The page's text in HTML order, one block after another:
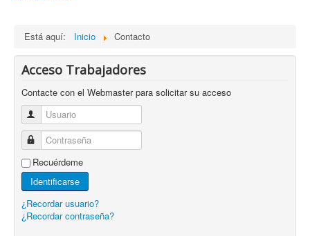
Está aquí: Inicio Contacto
Acceso Trabajadores
Contacte con el Webmaster para solicitar su acceso
Usuario
Contraseña
Recuérdeme
Identificarse
¿Recordar usuario?
¿Recordar contraseña?